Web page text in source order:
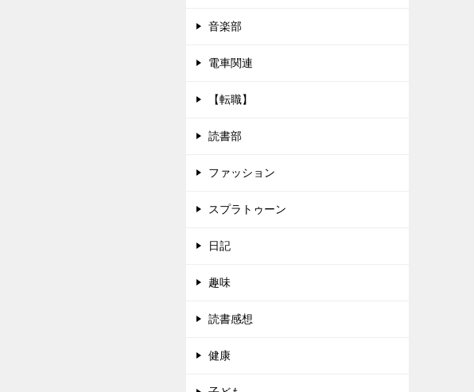
音楽部
電車関連
【転職】
読書部
ファッション
スプラトゥーン
日記
趣味
読書感想
健康